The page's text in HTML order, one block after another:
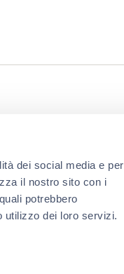
dei social media e per
il nostro sito con i
potrebbero
utilizzo dei loro servizi.